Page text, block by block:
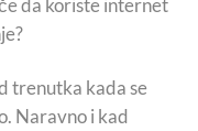
da koriste internet
trenutka kada se
Naravno i kad